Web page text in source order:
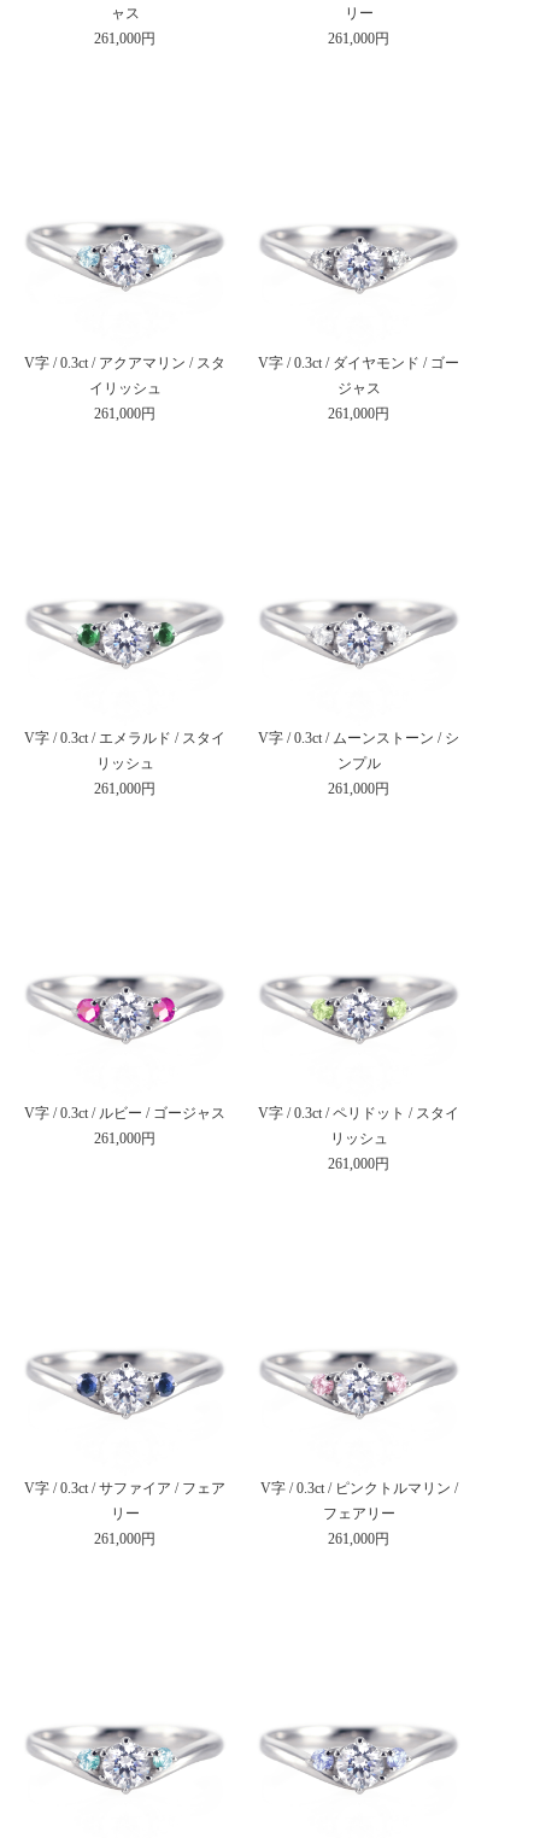
ャス
261,000円
リー
261,000円
V字 / 0.3ct / アクアマリン / スタ
イリッシュ
261,000円
V字 / 0.3ct / ダイヤモンド / ゴー
ジャス
261,000円
V字 / 0.3ct / エメラルド / スタイ
リッシュ
261,000円
V字 / 0.3ct / ムーンストーン / シ
ンプル
261,000円
V字 / 0.3ct / ルビー / ゴージャス
261,000円
V字 / 0.3ct / ペリドット / スタイ
リッシュ
261,000円
V字 / 0.3ct / サファイア / フェア
リー
261,000円
V字 / 0.3ct / ピンクトルマリン /
フェアリー
261,000円